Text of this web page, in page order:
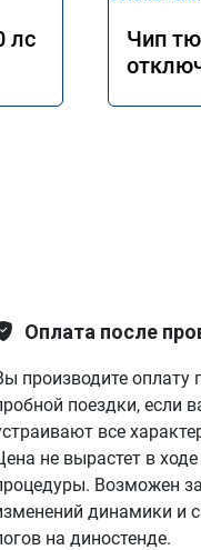
лс
Чип
Оплата после
производите оплату
поездки, если
все
не вырастет в ходе
Возможен
динамики и
на диностенде.